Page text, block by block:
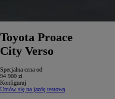
Toyota Proace
City Verso
Specjalna cena od
94 900 zł
Konfiguruj
Umów się na jazdę testową